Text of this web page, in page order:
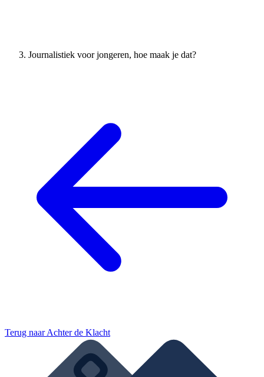
Journalistiek voor jongeren, hoe maak je dat?
Terug naarAchter de Klacht